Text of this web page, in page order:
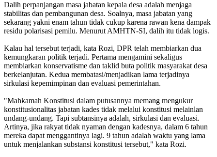
Dalih perpanjangan masa jabatan kepala desa adalah menjaga
stabilitas dan pembangunan desa. Soalnya, masa jabatan yang
sekarang yakni enam tahun tidak cukup karena rawan kena dampak
residu polarisasi pemilu. Menurut AMHTN-SI, dalih itu tidak logis.
Kalau hal tersebut terjadi, kata Rozi, DPR telah membiarkan dua
kemungkaran politik terjadi. Pertama mengamini sekaligus
membiarkan konservatisme dan taklid buta politik masyarakat desa
berkelanjutan. Kedua membatasi/menjadikan lama terjadinya
sirkulasi kepemimpinan dan evaluasi pemerintahan.
"Mahkamah Konstitusi dalam putusannya memang mengukur
konstitusionalitas jabatan kades tidak melalui konstitusi melainlan
undang-undang. Tapi subtansinya adalah, sirkulasi dan evaluasi.
Artinya, jika rakyat tidak nyaman dengan kadesnya, dalam 6 tahun
mereka dapat menggantinya lagi. 9 tahun adalah waktu yang lama
untuk menjalankan substansi konstitusi tersebut," kata Rozi.